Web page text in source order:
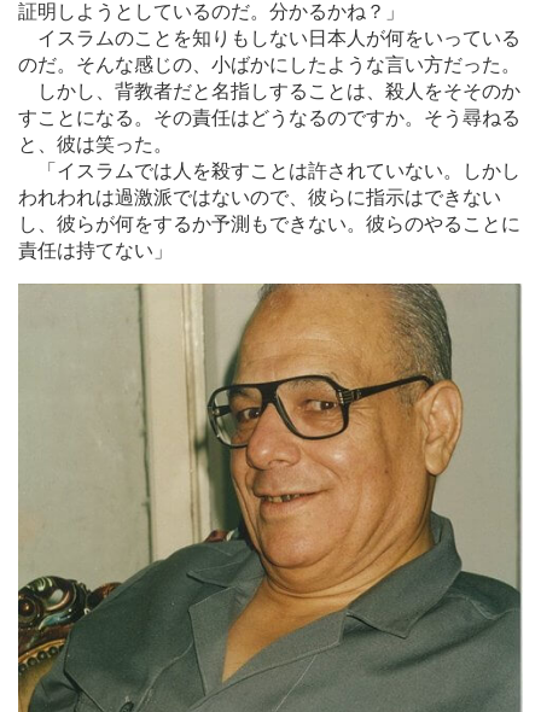
証明しようとしているのだ。分かるかね？」
イスラムのことを知りもしない日本人が何をいっている
のだ。そんな感じの、小ばかにしたような言い方だった。
しかし、背教者だと名指しすることは、殺人をそそのか
すことになる。その責任はどうなるのですか。そう尋ねる
と、彼は笑った。
「イスラムでは人を殺すことは許されていない。しかし
われわれは過激派ではないので、彼らに指示はできない
し、彼らが何をするか予測もできない。彼らのやることに
責任は持てない」